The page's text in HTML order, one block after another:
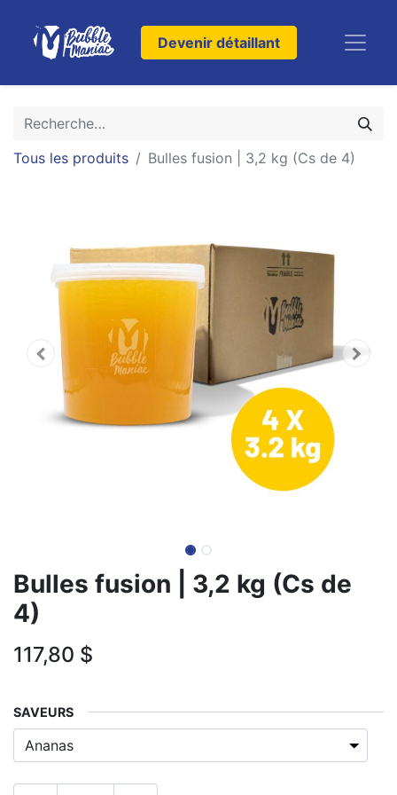
Devenir détaillant
Tous les produits Bulles fusion | 3,2 kg (Cs de 4)
Bulles fusion | 3,2 kg (Cs de
4)
117,80 $
​SAVEURS